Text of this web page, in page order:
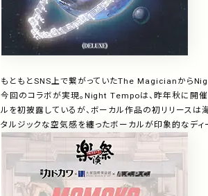
もともとSNS上で繋がっていたThe Magicianから
今回のコラボが実現。Night Tempoは、昨年秋に開
ルを初披露しているが、ボーカル作品の初リリースは
タルジックな空気感を纏ったボーカルが印象的なディー